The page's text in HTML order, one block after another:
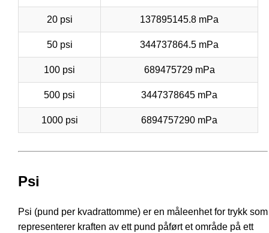
20 psi 137895145.8 mPa
50 psi 344737864.5 mPa
100 psi 689475729 mPa
500 psi 3447378645 mPa
1000 psi 6894757290 mPa
Psi
Psi (pund per kvadrattomme) er en måleenhet for trykk som
representerer kraften av ett pund påført et område på ett